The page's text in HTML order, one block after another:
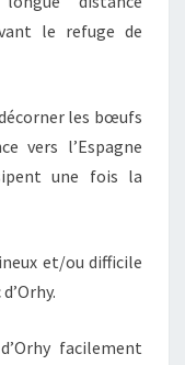
le refuge de
les bœufs
vers l’Espagne
une fois la
et/ou difficile
facilement